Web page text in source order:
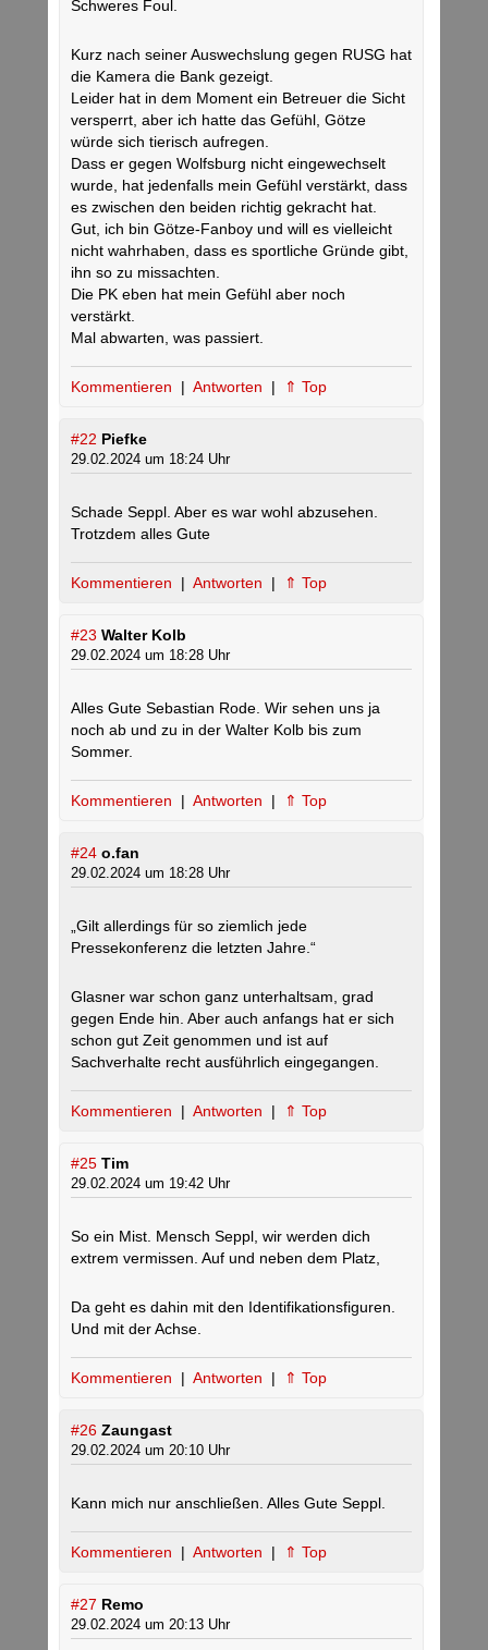
Schweres Foul.
Kurz nach seiner Auswechslung gegen RUSG hat
die Kamera die Bank gezeigt.
Leider hat in dem Moment ein Betreuer die Sicht
versperrt, aber ich hatte das Gefühl, Götze
würde sich tierisch aufregen.
Dass er gegen Wolfsburg nicht eingewechselt
wurde, hat jedenfalls mein Gefühl verstärkt, dass
es zwischen den beiden richtig gekracht hat.
Gut, ich bin Götze-Fanboy und will es vielleicht
nicht wahrhaben, dass es sportliche Gründe gibt,
ihn so zu missachten.
Die PK eben hat mein Gefühl aber noch
verstärkt.
Mal abwarten, was passiert.
Kommentieren | Antworten | ⇑ Top
#22 Piefke
29.02.2024 um 18:24 Uhr
Schade Seppl. Aber es war wohl abzusehen.
Trotzdem alles Gute
Kommentieren | Antworten | ⇑ Top
#23 Walter Kolb
29.02.2024 um 18:28 Uhr
Alles Gute Sebastian Rode. Wir sehen uns ja
noch ab und zu in der Walter Kolb bis zum
Sommer.
Kommentieren | Antworten | ⇑ Top
#24 o.fan
29.02.2024 um 18:28 Uhr
„Gilt allerdings für so ziemlich jede
Pressekonferenz die letzten Jahre.“
Glasner war schon ganz unterhaltsam, grad
gegen Ende hin. Aber auch anfangs hat er sich
schon gut Zeit genommen und ist auf
Sachverhalte recht ausführlich eingegangen.
Kommentieren | Antworten | ⇑ Top
#25 Tim
29.02.2024 um 19:42 Uhr
So ein Mist. Mensch Seppl, wir werden dich
extrem vermissen. Auf und neben dem Platz,
Da geht es dahin mit den Identifikationsfiguren.
Und mit der Achse.
Kommentieren | Antworten | ⇑ Top
#26 Zaungast
29.02.2024 um 20:10 Uhr
Kann mich nur anschließen. Alles Gute Seppl.
Kommentieren | Antworten | ⇑ Top
#27 Remo
29.02.2024 um 20:13 Uhr